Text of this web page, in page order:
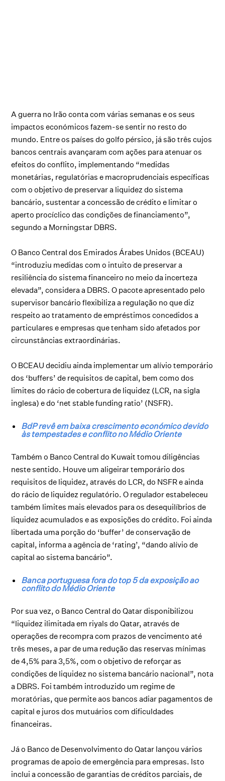
A guerra no Irão conta com várias semanas e os seus
impactos económicos fazem-se sentir no resto do
mundo. Entre os países do golfo pérsico, já são três cujos
bancos centrais avançaram com ações para atenuar os
efeitos do conflito, implementando “medidas
monetárias, regulatórias e macroprudenciais específicas
com o objetivo de preservar a liquidez do sistema
bancário, sustentar a concessão de crédito e limitar o
aperto procíclico das condições de financiamento”,
segundo a Morningstar DBRS.
O Banco Central dos Emirados Árabes Unidos (BCEAU)
“introduziu medidas com o intuito de preservar a
resiliência do sistema financeiro no meio da incerteza
elevada”, considera a DBRS. O pacote apresentado pelo
supervisor bancário flexibiliza a regulação no que diz
respeito ao tratamento de empréstimos concedidos a
particulares e empresas que tenham sido afetados por
circunstâncias extraordinárias.
O BCEAU decidiu ainda implementar um alívio temporário
dos ‘buffers’ de requisitos de capital, bem como dos
limites do rácio de cobertura de liquidez (LCR, na sigla
inglesa) e do ‘net stable funding ratio’ (NSFR).
BdP revê em baixa crescimento económico devido
às tempestades e conflito no Médio Oriente
Também o Banco Central do Kuwait tomou diligências
neste sentido. Houve um aligeirar temporário dos
requisitos de liquidez, através do LCR, do NSFR e ainda
do rácio de liquidez regulatório. O regulador estabeleceu
também limites mais elevados para os desequilíbrios de
liquidez acumulados e as exposições do crédito. Foi ainda
libertada uma porção do ‘buffer’ de conservação de
capital, informa a agência de ‘rating’, “dando alívio de
capital ao sistema bancário”.
Banca portuguesa fora do top 5 da exposição ao
conflito do Médio Oriente
Por sua vez, o Banco Central do Qatar disponibilizou
“liquidez ilimitada em riyals do Qatar, através de
operações de recompra com prazos de vencimento até
três meses, a par de uma redução das reservas mínimas
de 4,5% para 3,5%, com o objetivo de reforçar as
condições de liquidez no sistema bancário nacional”, nota
a DBRS. Foi também introduzido um regime de
moratórias, que permite aos bancos adiar pagamentos de
capital e juros dos mutuários com dificuldades
financeiras.
Já o Banco de Desenvolvimento do Qatar lançou vários
programas de apoio de emergência para empresas. Isto
inclui a concessão de garantias de créditos parciais, de